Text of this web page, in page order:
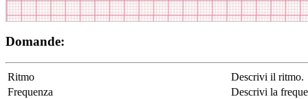
Domande:
Ritmo
Descrivi il ritmo.
Frequenza
Descrivi la